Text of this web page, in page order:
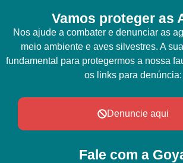
Vamos proteger as
Nos ajude a combater e denunciar as
meio ambiente e aves silvestres. A
fundamental para protegermos a nossa
os links para denúncia:
Denuncie aqui
Fale com a